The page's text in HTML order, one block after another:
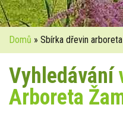
Domů » Sbírka dřevin
Vyhledávání
Arboreta